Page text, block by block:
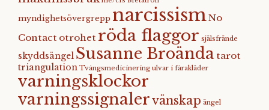
myndighetsövergrepp narcissismNo
Contact otrohet röda flaggor själsfrände
skyddsängel Susanne Broända tarot
triangulation Tvångsmedicinering ulvar i fårakläder
varningsklockor
varningssignalervänskap ängel